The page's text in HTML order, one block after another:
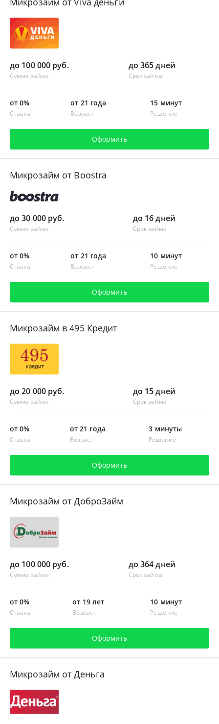
до 100 000 руб.
Сумма займа
до 365 дней
Срок займа
от 0%
Ставка
от 21 года
Возраст
15 минут
Решение
Оформить
Микрозайм от Boostra
до 30 000 руб.
Сумма займа
до 16 дней
Срок займа
от 0%
Ставка
от 21 года
Возраст
10 минут
Решение
Оформить
Микрозайм в 495 Кредит
до 20 000 руб.
Сумма займа
до 15 дней
Срок займа
от 0%
Ставка
от 21 года
Возраст
3 минуты
Решение
Оформить
Микрозайм от ДоброЗайм
до 100 000 руб.
Сумма займа
до 364 дней
Срок займа
от 0%
Ставка
от 19 лет
Возраст
10 минут
Решение
Оформить
Микрозайм от Деньга